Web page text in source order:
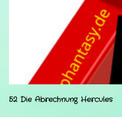
52 Die Abrechnung Hercules